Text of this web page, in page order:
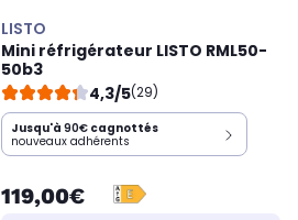
LISTO
Mini réfrigérateur LISTO RML50-
50b3
4,3/5(29)
Jusqu'à 90€ cagnottés
nouveaux adhérents
119,00€